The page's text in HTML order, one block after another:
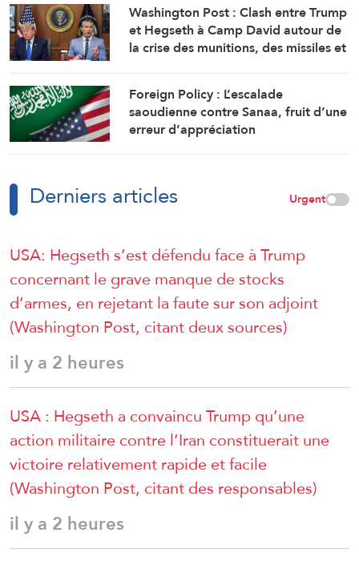
Washington Post : Clash entre Trump
et Hegseth à Camp David autour de
la crise des munitions, des missiles et
Foreign Policy : L’escalade
saoudienne contre Sanaa, fruit d’une
erreur d’appréciation
Derniers articles Urgent
USA: Hegseth s’est défendu face à Trump
concernant le grave manque de stocks
d’armes, en rejetant la faute sur son adjoint
(Washington Post, citant deux sources)
il y a 2 heures
USA : Hegseth a convaincu Trump qu’une
action militaire contre l’Iran constituerait une
victoire relativement rapide et facile
(Washington Post, citant des responsables)
il y a 2 heures